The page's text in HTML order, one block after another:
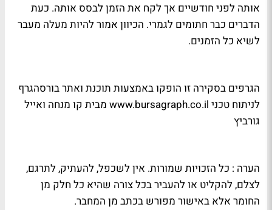
אותה לפני חודשיים אך לקח את הזמן לבסס אותה. כעת
הדברים כבר חתומים לגמרי. הכיוון אמור להיות מעלה מעבר
לשיא כל הזמנים.
הגרפים בסקירה זו הופקו באמצעות תוכנת ואתר בורסהגרף
לניתוח טכני www.bursagraph.co.il מבית קו מנחה ואייל
גורביץ
הערה : כל הזכויות שמורות. אין לשכפל, להעתיק, לתרגם,
לצלם, להקליט או להעביר בכל צורה שהיא כל חלק מן
החומר אלא באישור מפורש בכתב מן המחבר.